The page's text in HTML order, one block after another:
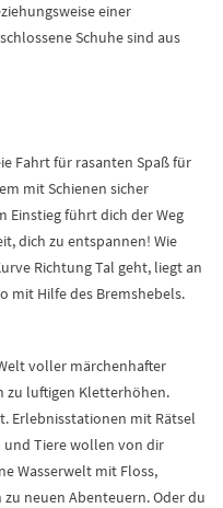
einer
Schuhe sind aus
Fahrt für rasanten Spaß für
mit Schienen sicher
Einstieg führt dich der Weg
dich zu entspannen! Wie
Richtung Tal geht, liegt an
mit Hilfe des Bremshebels.
voller märchenhafter
zu luftigen Kletterhöhen.
Erlebnisstationen mit Rätsel
und Tiere wollen von dir
Wasserwelt mit Floss,
neuen Abenteuern. Oder du